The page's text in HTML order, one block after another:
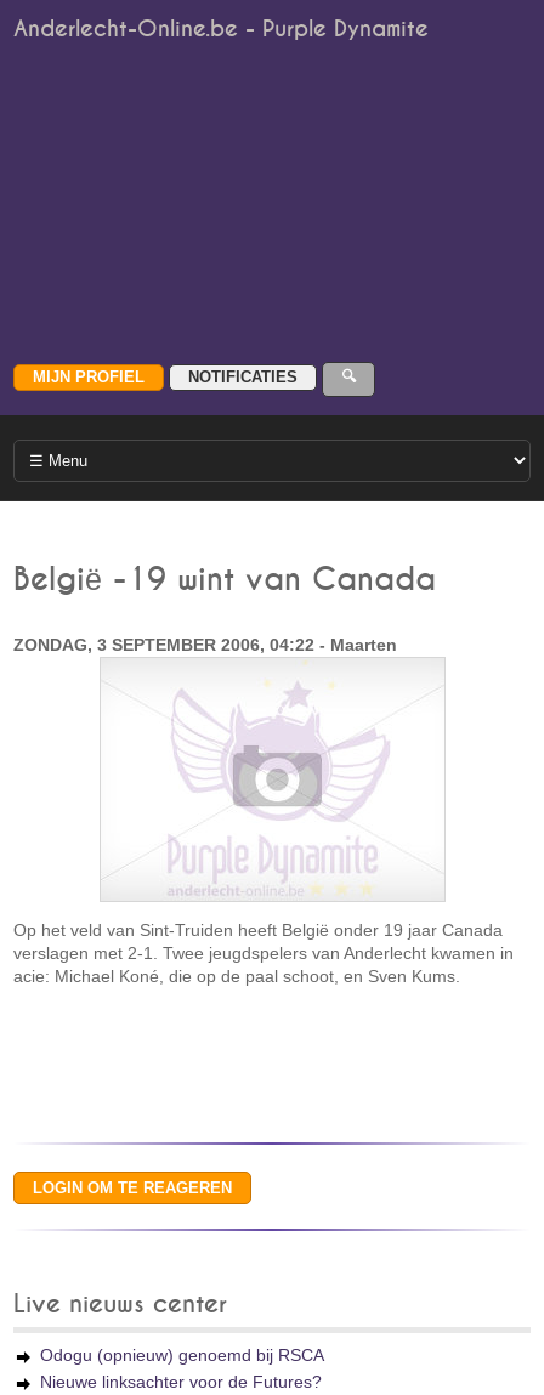
Anderlecht-Online.be - Purple Dynamite
België -19 wint van Canada
ZONDAG, 3 SEPTEMBER 2006, 04:22 - Maarten
Op het veld van Sint-Truiden heeft België onder 19 jaar Canada
verslagen met 2-1. Twee jeugdspelers van Anderlecht kwamen in
acie: Michael Koné, die op de paal schoot, en Sven Kums.
Live nieuws center
Odogu (opnieuw) genoemd bij RSCA
Nieuwe linksachter voor de Futures?